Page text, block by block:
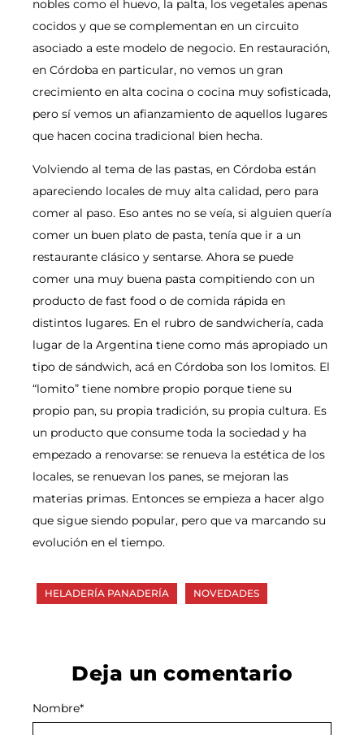
nobles como el huevo, la palta, los vegetales apenas
cocidos y que se complementan en un circuito
asociado a este modelo de negocio. En restauración,
en Córdoba en particular, no vemos un gran
crecimiento en alta cocina o cocina muy sofisticada,
pero sí vemos un afianzamiento de aquellos lugares
que hacen cocina tradicional bien hecha.
Volviendo al tema de las pastas, en Córdoba están
apareciendo locales de muy alta calidad, pero para
comer al paso. Eso antes no se veía, si alguien quería
comer un buen plato de pasta, tenía que ir a un
restaurante clásico y sentarse. Ahora se puede
comer una muy buena pasta compitiendo con un
producto de fast food o de comida rápida en
distintos lugares. En el rubro de sandwichería, cada
lugar de la Argentina tiene como más apropiado un
tipo de sándwich, acá en Córdoba son los lomitos. El
“lomito” tiene nombre propio porque tiene su
propio pan, su propia tradición, su propia cultura. Es
un producto que consume toda la sociedad y ha
empezado a renovarse: se renueva la estética de los
locales, se renuevan los panes, se mejoran las
materias primas. Entonces se empieza a hacer algo
que sigue siendo popular, pero que va marcando su
evolución en el tiempo.
HELADERÍA PANADERÍA NOVEDADES
Deja un comentario
Nombre*
Alternative: